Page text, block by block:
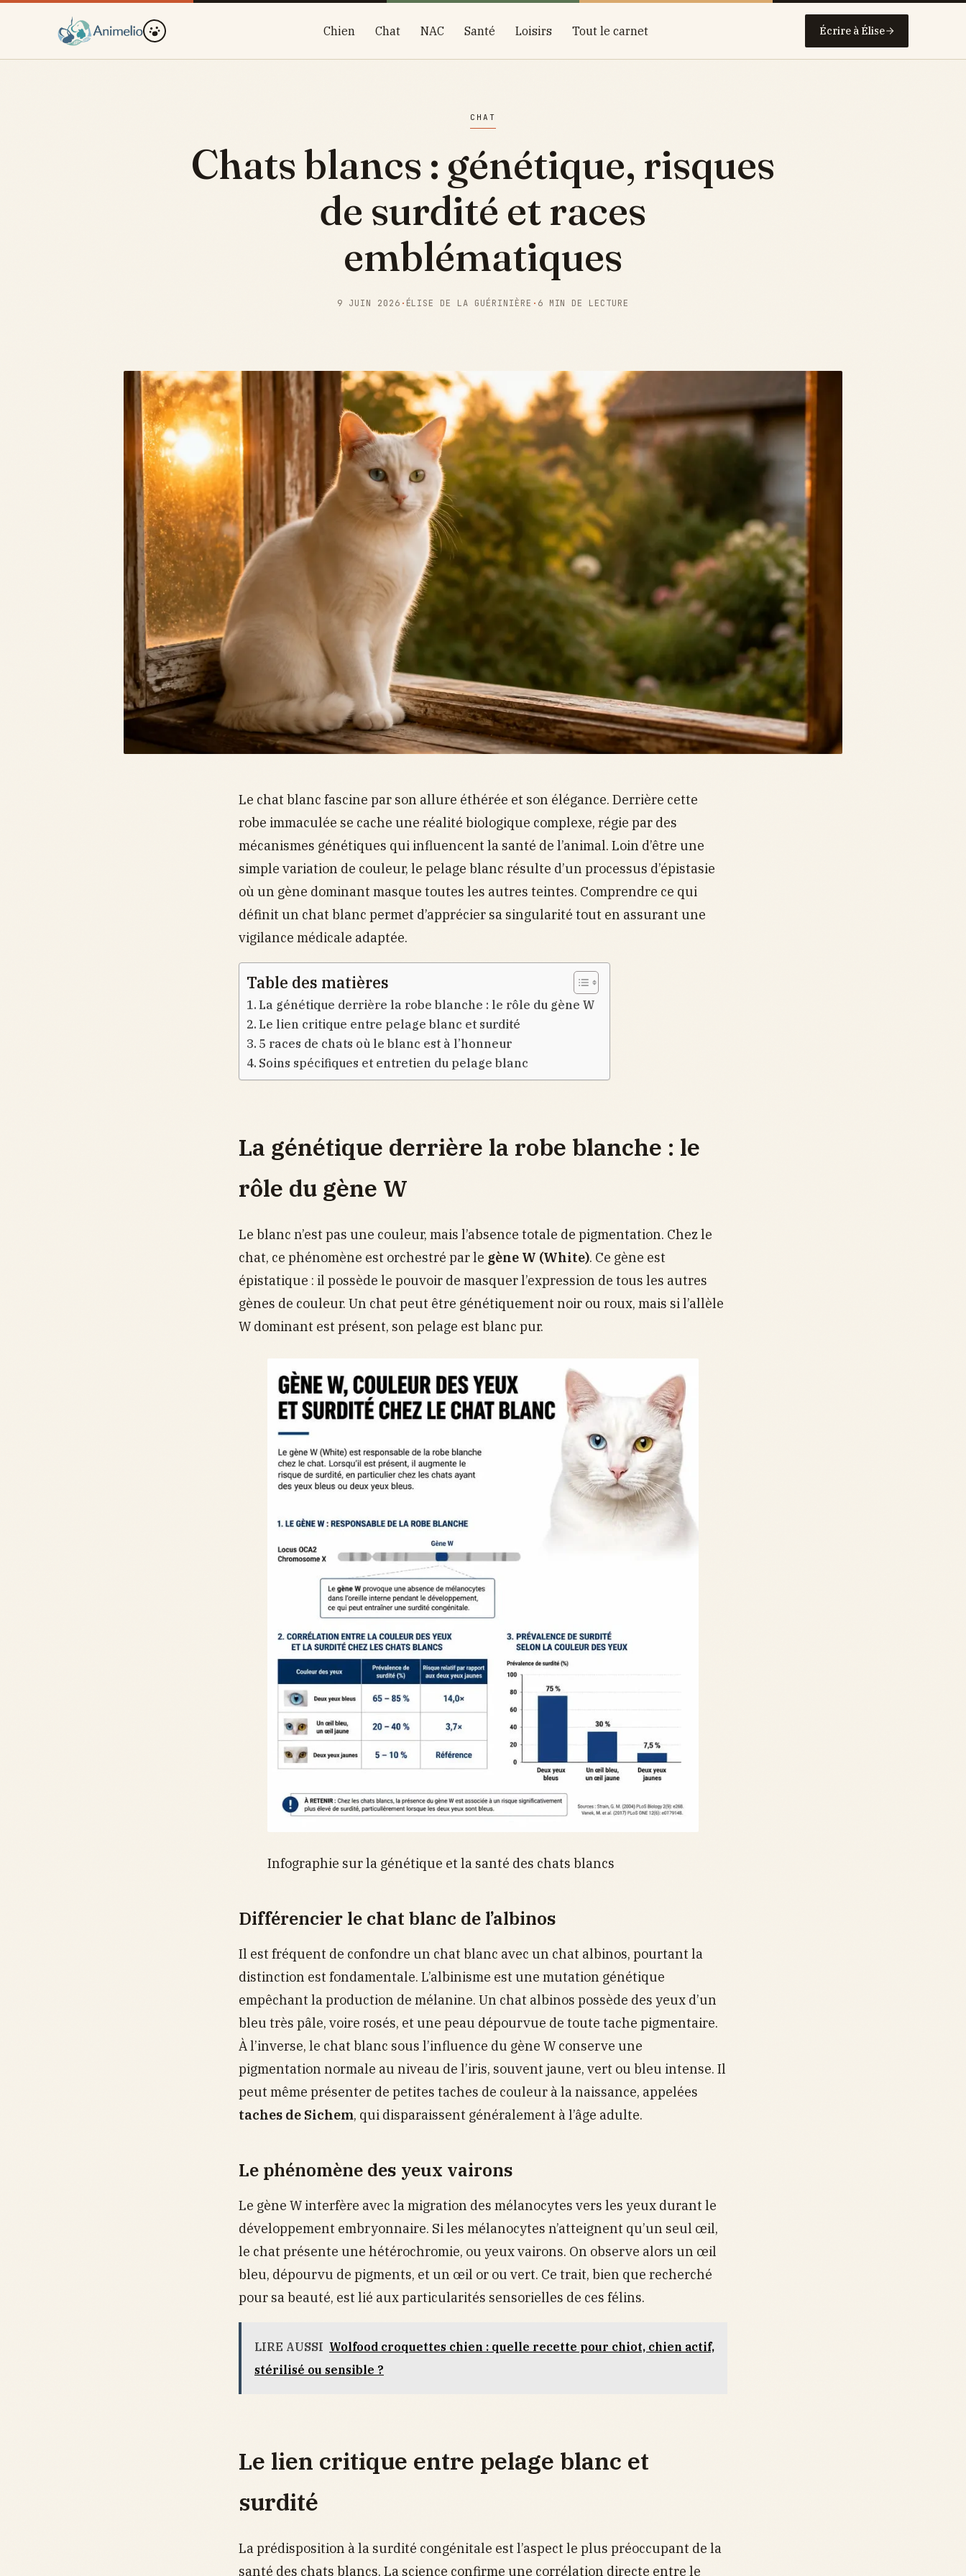
Chien Chat NAC Santé Loisirs Tout le carnet Écrire à Élise
CHAT
Chats blancs : génétique, risques
de surdité et races
emblématiques
9 JUIN 2026 · ÉLISE DE LA GUÉRINIÈRE · 6 MIN DE LECTURE
Le chat blanc fascine par son allure éthérée et son élégance. Derrière cette
robe immaculée se cache une réalité biologique complexe, régie par des
mécanismes génétiques qui influencent la santé de l’animal. Loin d’être une
simple variation de couleur, le pelage blanc résulte d’un processus d’épistasie
où un gène dominant masque toutes les autres teintes. Comprendre ce qui
définit un chat blanc permet d’apprécier sa singularité tout en assurant une
vigilance médicale adaptée.
Table des matières
La génétique derrière la robe blanche : le rôle du gène W
Le lien critique entre pelage blanc et surdité
5 races de chats où le blanc est à l’honneur
Soins spécifiques et entretien du pelage blanc
La génétique derrière la robe blanche : le
rôle du gène W
Le blanc n’est pas une couleur, mais l’absence totale de pigmentation. Chez le
chat, ce phénomène est orchestré par le gène W (White). Ce gène est
épistatique : il possède le pouvoir de masquer l’expression de tous les autres
gènes de couleur. Un chat peut être génétiquement noir ou roux, mais si l’allèle
W dominant est présent, son pelage est blanc pur.
Infographie sur la génétique et la santé des chats blancs
Différencier le chat blanc de l’albinos
Il est fréquent de confondre un chat blanc avec un chat albinos, pourtant la
distinction est fondamentale. L’albinisme est une mutation génétique
empêchant la production de mélanine. Un chat albinos possède des yeux d’un
bleu très pâle, voire rosés, et une peau dépourvue de toute tache pigmentaire.
À l’inverse, le chat blanc sous l’influence du gène W conserve une
pigmentation normale au niveau de l’iris, souvent jaune, vert ou bleu intense. Il
peut même présenter de petites taches de couleur à la naissance, appelées
taches de Sichem, qui disparaissent généralement à l’âge adulte.
Le phénomène des yeux vairons
Le gène W interfère avec la migration des mélanocytes vers les yeux durant le
développement embryonnaire. Si les mélanocytes n’atteignent qu’un seul œil,
le chat présente une hétérochromie, ou yeux vairons. On observe alors un œil
bleu, dépourvu de pigments, et un œil or ou vert. Ce trait, bien que recherché
pour sa beauté, est lié aux particularités sensorielles de ces félins.
LIRE AUSSI Wolfood croquettes chien : quelle recette pour chiot, chien actif,
stérilisé ou sensible ?
Le lien critique entre pelage blanc et
surdité
La prédisposition à la surdité congénitale est l’aspect le plus préoccupant de la
santé des chats blancs. La science confirme une corrélation directe entre le